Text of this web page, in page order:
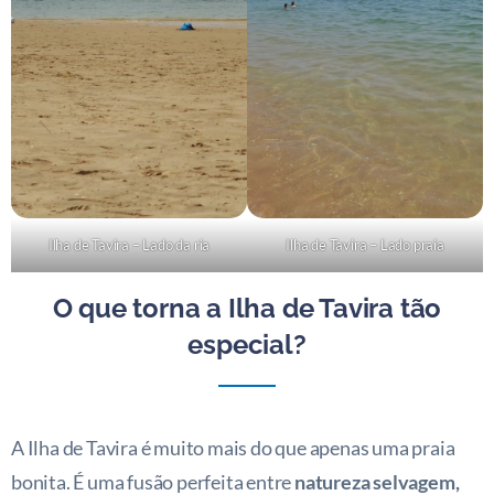
Ilha de Tavira – Lado da ria Ilha de Tavira – Lado praia
O que torna a Ilha de Tavira tão
especial?
A Ilha de Tavira é muito mais do que apenas uma praia
bonita. É uma fusão perfeita entrenatureza selvagem,